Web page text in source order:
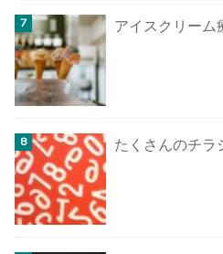
アイスクリーム
たくさんのチラ